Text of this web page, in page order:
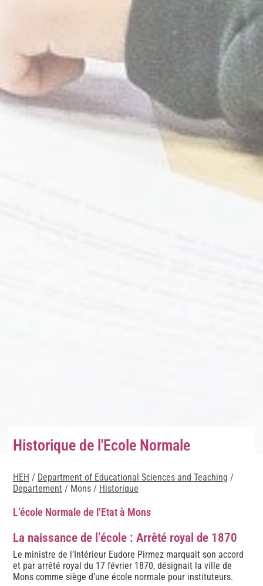
Historique de l'Ecole Normale
HEH / Department of Educational Sciences and Teaching /
Departement / Mons / Historique
L’école Normale de l’Etat à Mons
La naissance de l’école : Arrêté royal de 1870
Le ministre de l’Intérieur Eudore Pirmez marquait son accord
et par arrêté royal du 17 février 1870, désignait la ville de
Mons comme siège d’une école normale pour instituteurs.